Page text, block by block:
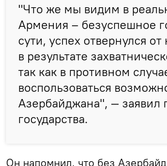
"Что же мы видим в
Армения – безуспешное
сути, успех отвернулся от
в результате
так как в противном
воспользоваться
Азербайджана", — заявил
государства.
Он напомнил, что без